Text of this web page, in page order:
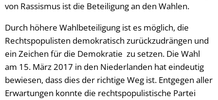
von Rassismus ist die Beteiligung an den Wahlen.
Durch höhere Wahlbeteiligung ist es möglich, die
Rechtspopulisten demokratisch zurückzudrängen und
ein Zeichen für die Demokratie zu setzen. Die Wahl
am 15. März 2017 in den Niederlanden hat eindeutig
bewiesen, dass dies der richtige Weg ist. Entgegen aller
Erwartungen konnte die rechtspopulistische Partei